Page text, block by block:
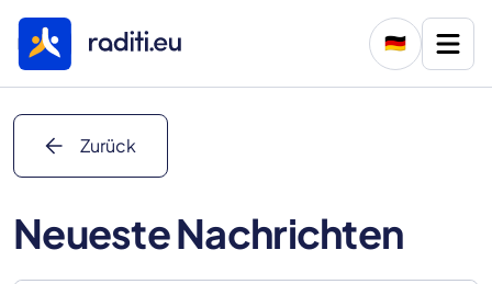
🇩🇪
arrow_back Zurück
Neueste Nachrichten